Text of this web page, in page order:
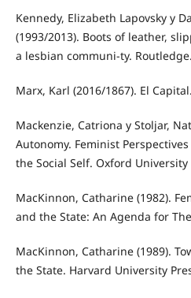
Kennedy, Elizabeth Lapovsky y
(1993/2013). Boots of leather,
a lesbian communi-ty. Routledge.
Marx, Karl (2016/1867). El
Mackenzie, Catriona y Stoljar,
Autonomy. Feminist
the Social Self. Oxford University
MacKinnon, Catharine (1982).
and the State: An Agenda for
MacKinnon, Catharine (1989).
the State. Harvard University